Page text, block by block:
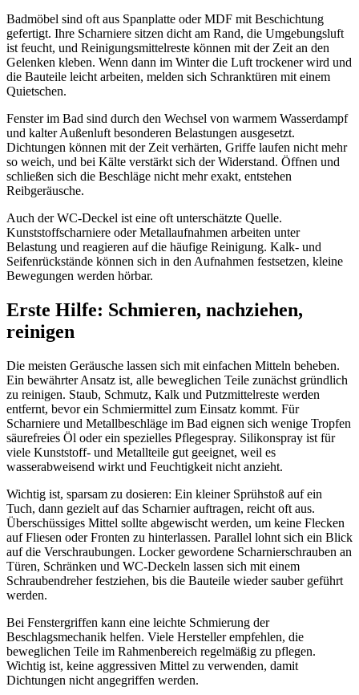
Badmöbel sind oft aus Spanplatte oder MDF mit Beschichtung
gefertigt. Ihre Scharniere sitzen dicht am Rand, die Umgebungsluft
ist feucht, und Reinigungsmittelreste können mit der Zeit an den
Gelenken kleben. Wenn dann im Winter die Luft trockener wird und
die Bauteile leicht arbeiten, melden sich Schranktüren mit einem
Quietschen.
Fenster im Bad sind durch den Wechsel von warmem Wasserdampf
und kalter Außenluft besonderen Belastungen ausgesetzt.
Dichtungen können mit der Zeit verhärten, Griffe laufen nicht mehr
so weich, und bei Kälte verstärkt sich der Widerstand. Öffnen und
schließen sich die Beschläge nicht mehr exakt, entstehen
Reibgeräusche.
Auch der WC-Deckel ist eine oft unterschätzte Quelle.
Kunststoffscharniere oder Metallaufnahmen arbeiten unter
Belastung und reagieren auf die häufige Reinigung. Kalk- und
Seifenrückstände können sich in den Aufnahmen festsetzen, kleine
Bewegungen werden hörbar.
Erste Hilfe: Schmieren, nachziehen,
reinigen
Die meisten Geräusche lassen sich mit einfachen Mitteln beheben.
Ein bewährter Ansatz ist, alle beweglichen Teile zunächst gründlich
zu reinigen. Staub, Schmutz, Kalk und Putzmittelreste werden
entfernt, bevor ein Schmiermittel zum Einsatz kommt. Für
Scharniere und Metallbeschläge im Bad eignen sich wenige Tropfen
säurefreies Öl oder ein spezielles Pflegespray. Silikonspray ist für
viele Kunststoff- und Metallteile gut geeignet, weil es
wasserabweisend wirkt und Feuchtigkeit nicht anzieht.
Wichtig ist, sparsam zu dosieren: Ein kleiner Sprühstoß auf ein
Tuch, dann gezielt auf das Scharnier auftragen, reicht oft aus.
Überschüssiges Mittel sollte abgewischt werden, um keine Flecken
auf Fliesen oder Fronten zu hinterlassen. Parallel lohnt sich ein Blick
auf die Verschraubungen. Locker gewordene Scharnierschrauben an
Türen, Schränken und WC-Deckeln lassen sich mit einem
Schraubendreher festziehen, bis die Bauteile wieder sauber geführt
werden.
Bei Fenstergriffen kann eine leichte Schmierung der
Beschlagsmechanik helfen. Viele Hersteller empfehlen, die
beweglichen Teile im Rahmenbereich regelmäßig zu pflegen.
Wichtig ist, keine aggressiven Mittel zu verwenden, damit
Dichtungen nicht angegriffen werden.